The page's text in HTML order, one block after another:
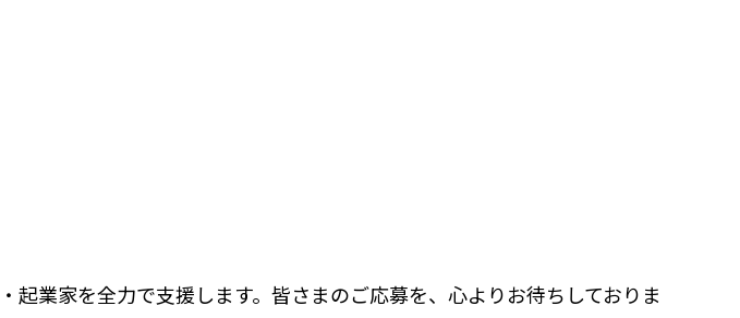
業家を全力で支援します。皆さまのご応募を、心よりお待ちしておりま